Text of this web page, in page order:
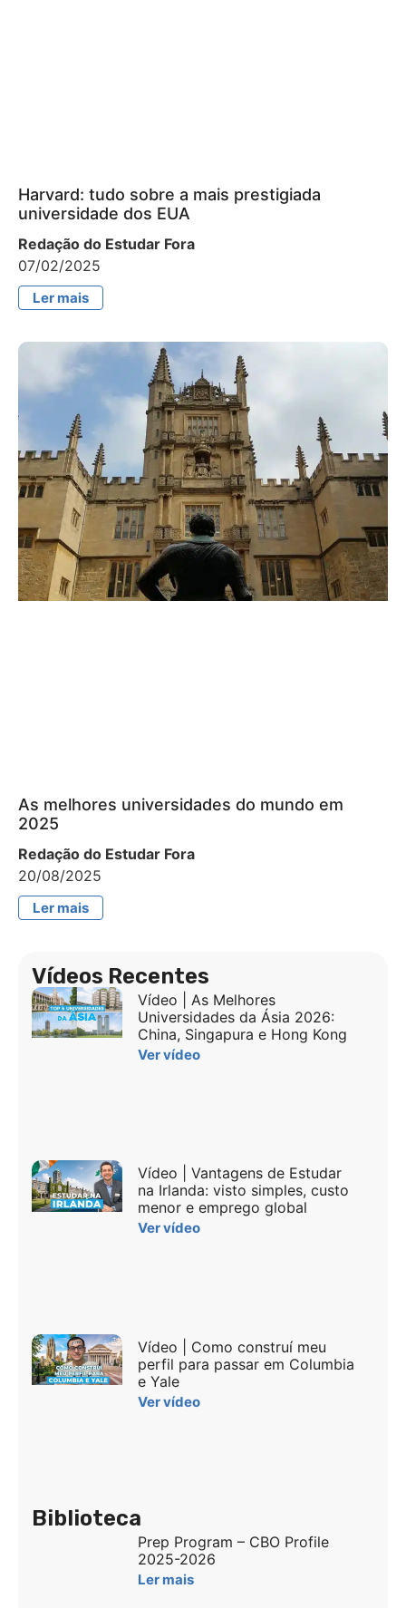
Harvard: tudo sobre a mais prestigiada
universidade dos EUA
Redação do Estudar Fora
07/02/2025
Ler mais
As melhores universidades do mundo em
2025
Redação do Estudar Fora
20/08/2025
Ler mais
Vídeos Recentes
Vídeo | As Melhores
Universidades da Ásia 2026:
China, Singapura e Hong Kong
Ver vídeo
Vídeo | Vantagens de Estudar
na Irlanda: visto simples, custo
menor e emprego global
Ver vídeo
Vídeo | Como construí meu
perfil para passar em Columbia
e Yale
Ver vídeo
Biblioteca
Prep Program – CBO Profile
2025-2026
Ler mais